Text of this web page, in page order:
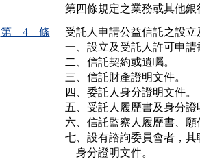
第四條規定之業務或其他銀
第 4 條
受託人申請公益信託之設
一、設立及受託
二、信託契
三、信託財產
四、委託人身
五、受託人履歷書
六、信託監察人履歷書
七、設有諮詢委員會者，
    身分證明文件。